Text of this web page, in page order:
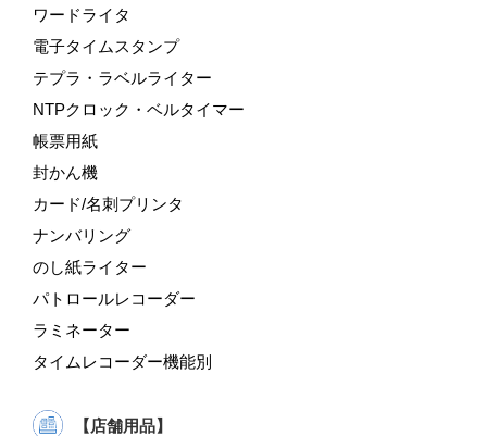
ワードライタ
電子タイムスタンプ
テプラ・ラベルライター
NTPクロック・ベルタイマー
帳票用紙
封かん機
カード/名刺プリンタ
ナンバリング
のし紙ライター
パトロールレコーダー
ラミネーター
タイムレコーダー機能別
【店舗用品】